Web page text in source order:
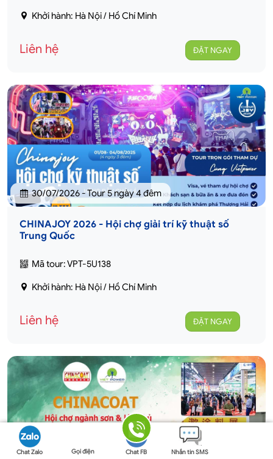
Chat Zalo Gọi điện Chat FB Nhắn tin SMS
Khởi hành: Hà Nội / Hồ Chí Minh
Liên hệ ĐẶT NGAY
30/07/2026 - Tour 5 ngày 4 đêm
CHINAJOY 2026 - Hội chợ giải trí kỹ thuật số
Trung Quốc
Mã tour: VPT-5U138
Khởi hành: Hà Nội / Hồ Chí Minh
Liên hệ ĐẶT NGAY